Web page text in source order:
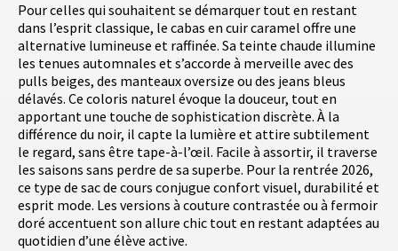
Pour celles qui souhaitent se démarquer tout en restant
dans l’esprit classique, le cabas en cuir caramel offre une
alternative lumineuse et raffinée. Sa teinte chaude illumine
les tenues automnales et s’accorde à merveille avec des
pulls beiges, des manteaux oversize ou des jeans bleus
délavés. Ce coloris naturel évoque la douceur, tout en
apportant une touche de sophistication discrète. À la
différence du noir, il capte la lumière et attire subtilement
le regard, sans être tape-à-l’œil. Facile à assortir, il traverse
les saisons sans perdre de sa superbe. Pour la rentrée 2026,
ce type de sac de cours conjugue confort visuel, durabilité et
esprit mode. Les versions à couture contrastée ou à fermoir
doré accentuent son allure chic tout en restant adaptées au
quotidien d’une élève active.